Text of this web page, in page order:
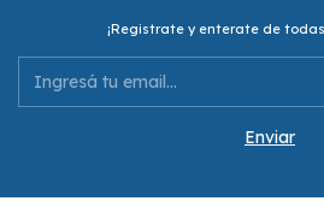
¡Registrate y enterate de